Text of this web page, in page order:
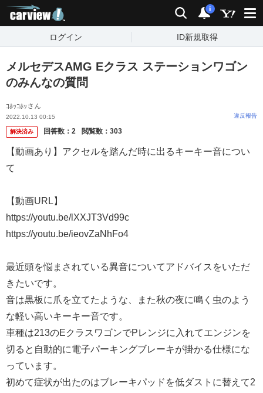
検索 通知
i
ログイン ID新規取得
メルセデスAMG Eクラス ステーションワゴン
のみんなの質問
ｺﾎｯｺﾎｯさん
2022.10.13 00:15 違反報告
解決済み 回答数： 2 閲覧数： 303
【動画あり】アクセルを踏んだ時に出るキーキー音につい
て
【動画URL】
https://youtu.be/lXXJT3Vd99c
https://youtu.be/ieovZaNhFo4
最近頭を悩まされている異音についてアドバイスをいただ
きたいです。
音は黒板に爪を立てたような、また秋の夜に鳴く虫のよう
な軽い高いキーキー音です。
車種は213のEクラスワゴンでPレンジに入れてエンジンを
切ると自動的に電子パーキングブレーキが掛かる仕様にな
っています。
初めて症状が出たのはブレーキパッドを低ダストに替えて2